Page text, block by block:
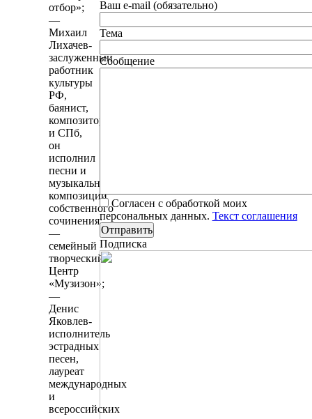
отбор»;
—
Михаил
Лихачев-
заслуженный
работник
культуры
РФ,
баянист,
композитор
и СПб,
он
исполнил
песни и
музыкальные
композиции
собственного
сочинения;
—
семейный
творческий
Центр
«Музизон»;
—
Денис
Яковлев-
исполнитель
эстрадных
песен,
лауреат
международных
и
всероссийских
Ваш e-mail (обязательно)
Тема
Сообщение
Согласен с обработкой моих
персональных данных. Текст соглашения
Подписка